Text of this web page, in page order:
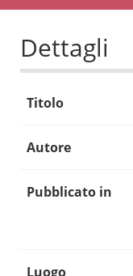
Dettagli
Titolo
Autore
Pubblicato in
Luogo